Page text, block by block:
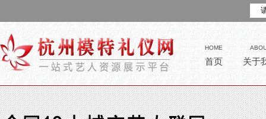
HOME
首页 关于